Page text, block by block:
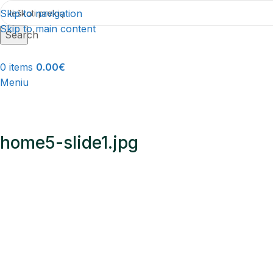
Skip to navigation
Skip to main content
Search
0 items 0.00€
Meniu
home5-slide1.jpg